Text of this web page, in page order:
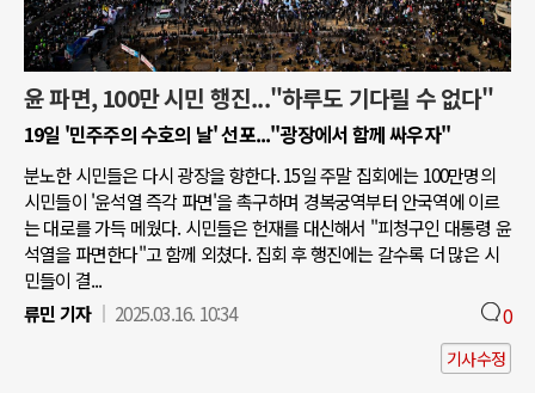
윤 파면, 100만 시민 행진..."하루도 기다릴 수 없다"
19일 '민주주의 수호의 날' 선포..."광장에서 함께 싸우자"
분노한 시민들은 다시 광장을 향한다. 15일 주말 집회에는 100만명의
시민들이 '윤석열 즉각 파면'을 촉구하며 경복궁역부터 안국역에 이르
는 대로를 가득 메웠다. 시민들은 헌재를 대신해서 "피청구인 대통령 윤
석열을 파면한다"고 함께 외쳤다. 집회 후 행진에는 갈수록 더 많은 시
민들이 결...
류민 기자
2025.03.16. 10:34 0
기사수정